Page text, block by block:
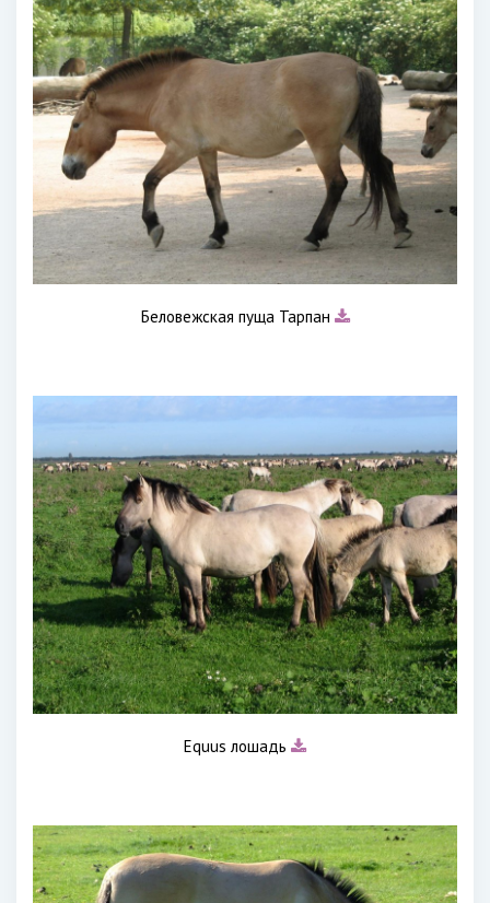
Беловежская пуща Тарпан
Equus лошадь